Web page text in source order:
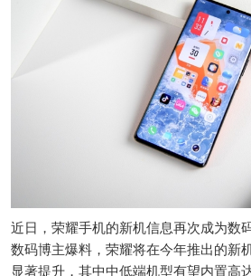
近日，荣耀手机的新机信息再次成为数
数码博主爆料，荣耀将在今年推出的新
显著提升，其中中低端机型有望内置高